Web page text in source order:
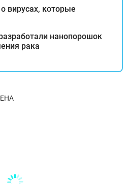
вирусах, которые
нанопорошок
рака